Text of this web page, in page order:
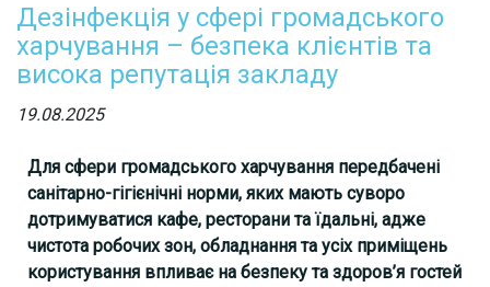
Дезінфекція у сфері громадського
харчування – безпека клієнтів та
висока репутація закладу
19.08.2025
Для сфери громадського харчування передбачені
санітарно-гігієнічні норми, яких мають суворо
дотримуватися кафе, ресторани та їдальні, адже
чистота робочих зон, обладнання та усіх приміщень
користування впливає на безпеку та здоров’я гостей